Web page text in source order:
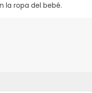
la ropa del bebé.
alimentarios seguros.